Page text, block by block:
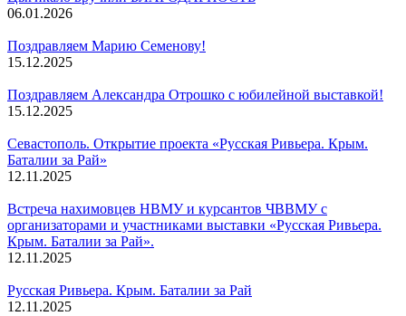
06.01.2026
Поздравляем Марию Семенову!
15.12.2025
Поздравляем Александра Отрошко с юбилейной выставкой!
15.12.2025
Севастополь. Открытие проекта «Русская Ривьера. Крым.
Баталии за Рай»
12.11.2025
Встреча нахимовцев НВМУ и курсантов ЧВВМУ с
организаторами и участниками выставки «Русская Ривьера.
Крым. Баталии за Рай».
12.11.2025
Русская Ривьера. Крым. Баталии за Рай
12.11.2025